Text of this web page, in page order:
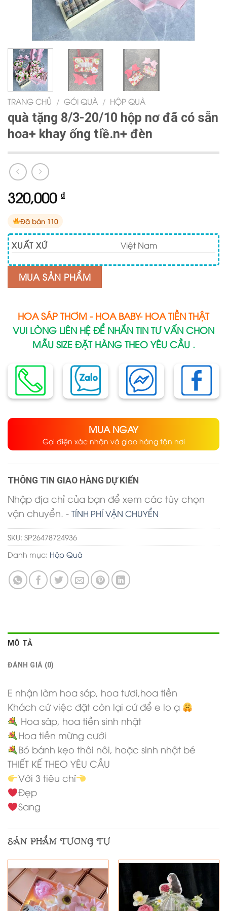
TRANG CHỦ / GÓI QUÀ / HỘP QUÀ
quà tặng 8/3-20/10 hộp nơ đã có sẵn
hoa+ khay ống tiề.n+ đèn
320,000 ₫
Đã bán 110
XUẤT XỨ Việt Nam
MUA SẢN PHẨM
HOA SÁP THƠM - HOA BABY- HOA TIỀN THẬT
VUI LÒNG LIÊN HỆ ĐỂ NHẮN TIN TƯ VẤN CHON
MẪU SIZE ĐẶT HÀNG THEO YÊU CẦU .
MUA NGAY
Gọi điện xác nhận và giao hàng tận nơi
THÔNG TIN GIAO HÀNG DỰ KIẾN
Nhập địa chỉ của bạn để xem các tùy chọn
vận chuyển. - TÍNH PHÍ VẬN CHUYỂN
SKU: SP26478724936
Danh mục: Hộp Quà
MÔ TẢ
ĐÁNH GIÁ (0)
E nhận làm hoa sáp, hoa tươi,hoa tiền
Khách cứ việc đặt còn lại cứ để e lo ạ
Hoa sáp, hoa tiền sinh nhật
Hoa tiền mừng cưới
Bó bánh kẹo thôi nôi, hoặc sinh nhật bé
THIẾT KẾ THEO YÊU CẦU
Với 3 tiêu chí
Đẹp
Sang
SẢN PHẨM TƯƠNG TỰ